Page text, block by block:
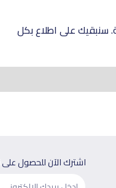
سنبقيك على اطلاع بكل
اشترك الآن للحصول